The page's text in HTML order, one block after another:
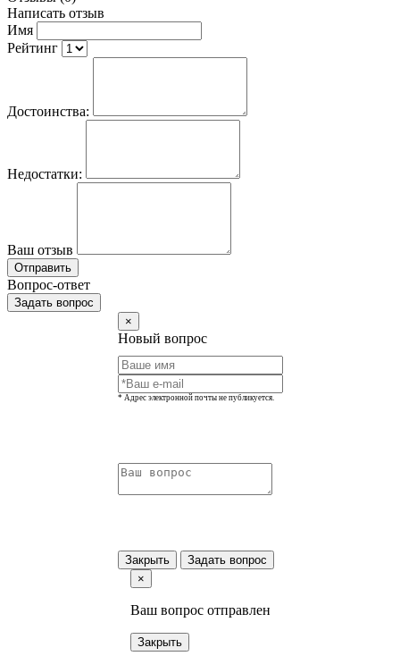
Написать отзыв
Имя
Рейтинг
Достоинства:
Недостатки:
Ваш отзыв
Отправить
Вопрос-ответ
Задать вопрос
×
Новый вопрос
* Адрес электронной почты не публикуется.
Закрыть
Задать вопрос
×
Ваш вопрос отправлен
Закрыть